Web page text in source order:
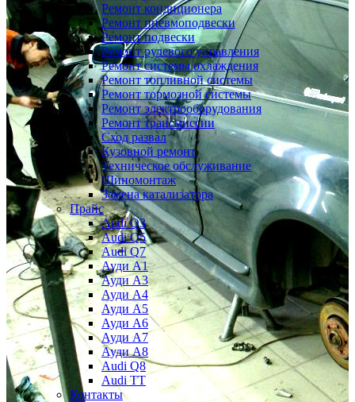
Ремонт кондиционера
Ремонт пневмоподвески
Ремонт подвески
Ремонт рулевого управления
Ремонт системы охлаждения
Ремонт топливной системы
Ремонт тормозной системы
Ремонт электрооборудования
Ремонт трансмиссии
Сход развал
Кузовной ремонт
Техническое обслуживание
Шиномонтаж
Замена катализатора
Прайс
Audi Q3
Audi Q5
Audi Q7
Ауди А1
Ауди А3
Ауди А4
Ауди A5
Ауди А6
Ауди А7
Ауди A8
Audi Q8
Audi TT
Контакты